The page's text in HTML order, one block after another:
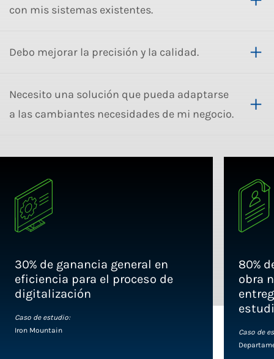
con mis sistemas existentes.
Debo mejorar la precisión y la calidad.
Necesito una solución que pueda adaptarse
a las cambiantes necesidades de mi negocio.
30% de ganancia general en
eficiencia para el proceso de
digitalización
Caso de estudio:
Iron Mountain
80%
obra
Caso de